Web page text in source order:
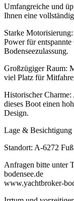
Umfangreiche und
Ihnen eine
Starke
Power für
Bodenseezulassung.
Großzügiger Raum:
viel Platz für
Historischer Charme:
dieses Boot einen
Design.
Lage & Besichtigung
Standort: A-6272
Anfragen bitte unter
bodensee.de
www.yachtbroker-